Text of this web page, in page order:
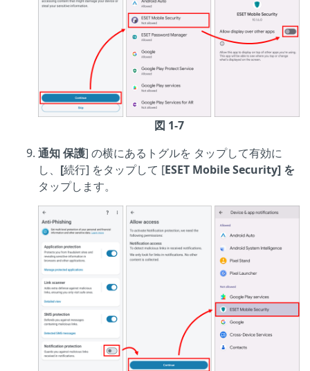
図 1-7
通知保護] の横にあるトグルを タップして有効に
し、 [続行] をタップして [ESET Mobile Security] を
タップします。